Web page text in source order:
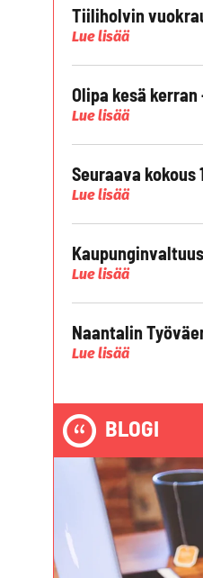
Tiiliholvin
Lue lisää
Olipa kesä
Lue lisää
Seuraava kokous
Lue lisää
Lue lisää
Naantalin
Lue lisää
BLOGI